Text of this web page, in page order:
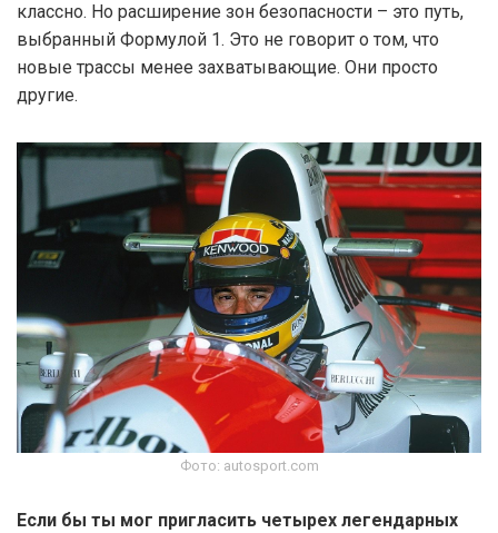
классно. Но расширение зон безопасности – это путь,
выбранный Формулой 1. Это не говорит о том, что
новые трассы менее захватывающие. Они просто
другие.
Фото: autosport.com
Если бы ты мог пригласить четырех легендарных